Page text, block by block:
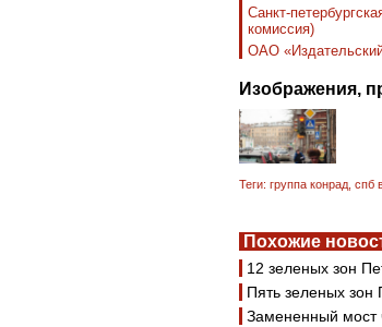
Санкт-
комиссия)
ОАО «Издательский
Изображения,
Теги: группа конрад спб
Похожие
12 зеленых зон
Пять зеленых зон
Замененный мост